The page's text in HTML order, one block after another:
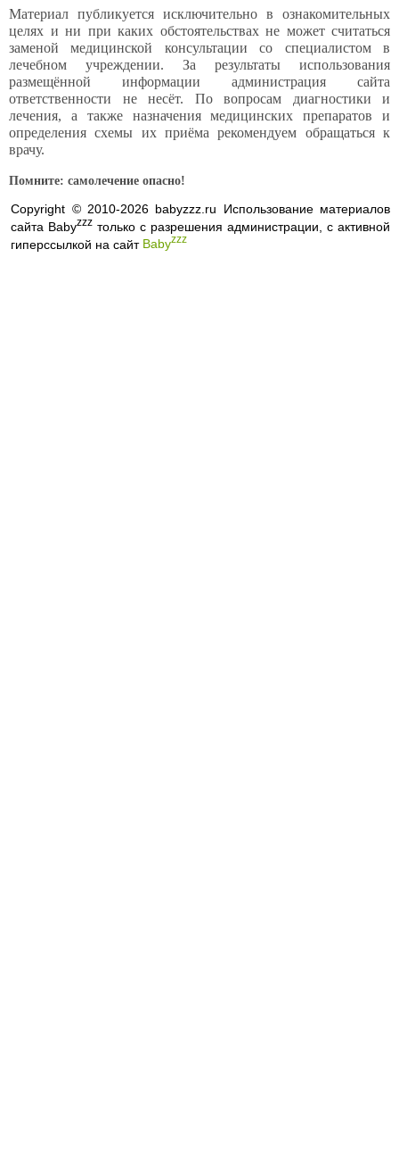
Материал публикуется исключительно в ознакомительных
целях и ни при каких обстоятельствах не может считаться
заменой медицинской консультации со специалистом в
лечебном учреждении. За результаты использования
размещённой информации администрация сайта
ответственности не несёт. По вопросам диагностики и
лечения, а также назначения медицинских препаратов и
определения схемы их приёма рекомендуем обращаться к
врачу.
Помните: самолечение опасно!
Copyright © 2010-2026 babyzzz.ru Использование материалов
сайта Babyzzz только с разрешения администрации, с активной
гиперссылкой на сайт Babyzzz